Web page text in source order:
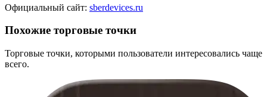
Официальный сайт: sberdevices.ru
Похожие торговые точки
Торговые точки, которыми пользователи интересовались чаще
всего.